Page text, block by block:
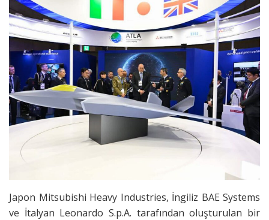
Japon Mitsubishi Heavy Industries, İngiliz BAE Systems
ve İtalyan Leonardo S.p.A. tarafından oluşturulan bir